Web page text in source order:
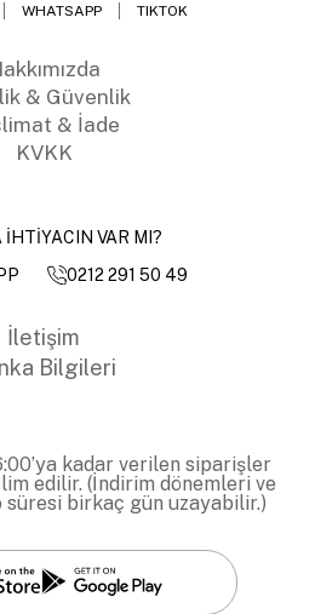
WHATSAPP TIKTOK
& Güvenlik
& İade
KVKK
İHTİYACIN VAR MI?
0212 291 50 49
İletişim
Bilgileri
kadar verilen siparişler
edilir. (İndirim dönemleri ve
birkaç gün uzayabilir.)